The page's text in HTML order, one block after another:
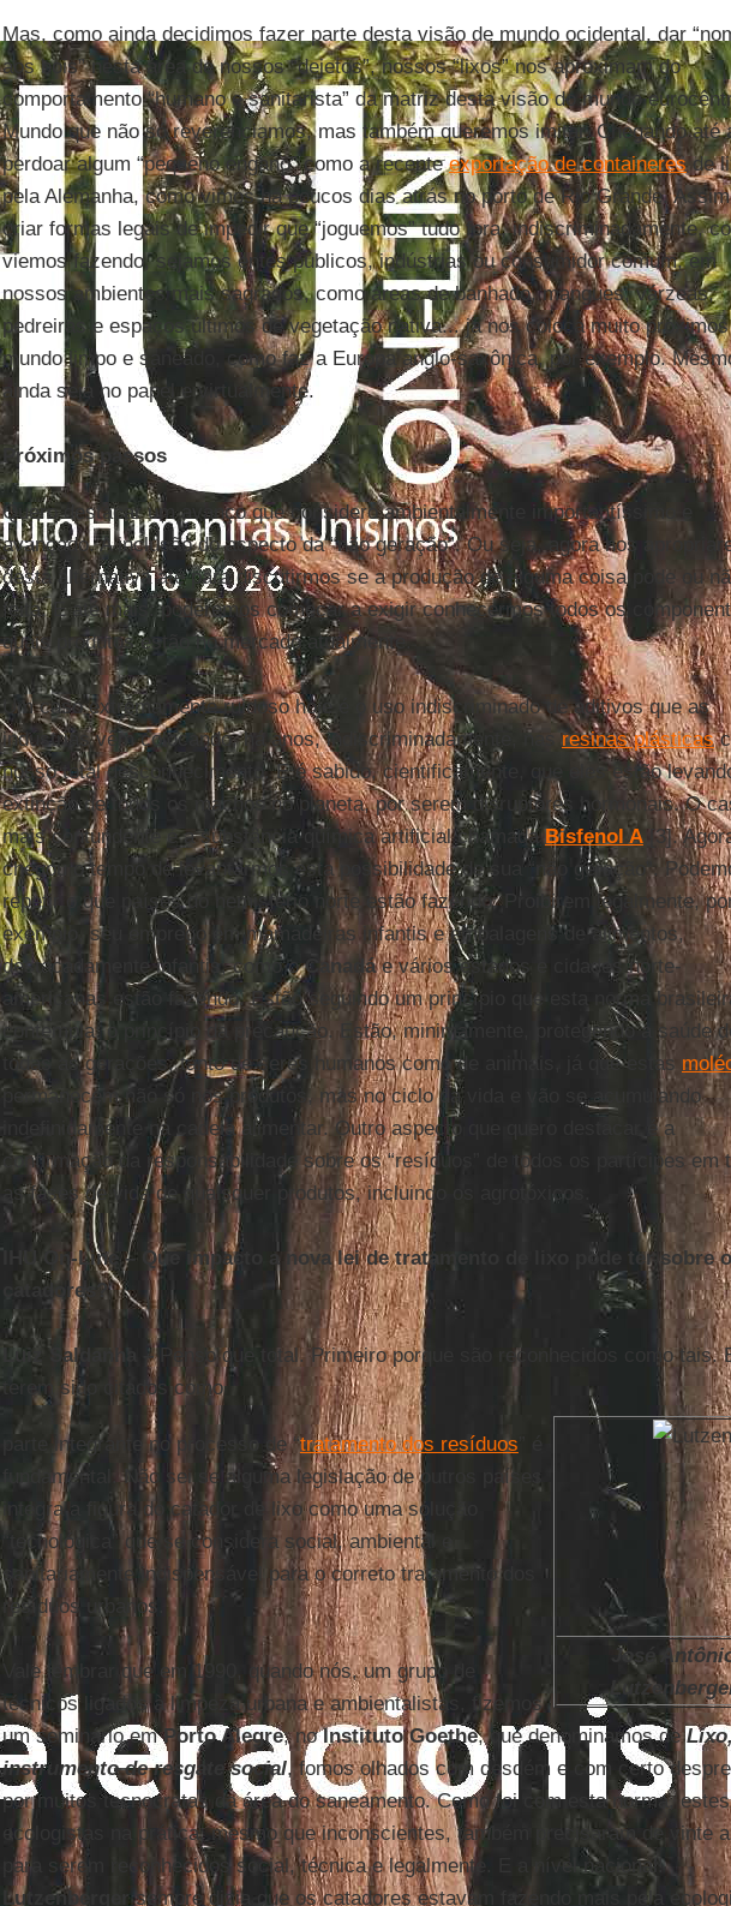
Mas, como ainda decidimos fazer parte desta visão de mundo ocidental, dar
aos bois” nesta área de nossos “dejetos”, nossos “lixos” nos aproximam do
comportamento “humano e sanitarista” da matriz desta visão do mundo
Mundo que não só reverenciamos, mas também queremos imitar. Chegando até
perdoar algum “pequeno engano” como a recenteexportação de containeresde
pela Alemanha, como vimos há poucos dias atrás no porto de Rio Grande.
criar formas legais de impedir que “joguemos” tudo fora, indiscriminadamente,
viemos fazendo, sejamos entes públicos, indústrias ou consumidor comum, em
nossos ambientes mais sagrados, como áreas de banhado, mangues, várzeas,
pedreiras e espaços últimos de vegetação nativa... já nos coloca muito
mundo limpo e saneado, como faz a Europa anglo-saxônica, por exemplo.
ainda seja no papel e virtualmente.
Próximos passos
Quero destacar um avanço que considero ambientalmente importantíssimo e
avançado. A inclusão do aspecto da “não geração”. Ou seja, agora nos
desta alternativa até para discutirmos se a produção de alguma coisa pode ou
feita. E até mais: poderemos começar a exigir conhecermos todos os
quais produtos estão no mercado atualmente.
Um caso extremamente ruidoso hoje é o uso indiscriminado de aditivos que as
indústrias vêm colocando, há anos, indiscriminadamente, nas resinas plásticas
nosso total desconhecimento. E é sabido, cientificamente, que eles estão
extinção de todos os machos no planeta, por serem disruptores hormonais. O
mais contundente é a substância química artificial chamada Bisfenol A[3].
chegou o tempo de levantarmos esta possibilidade de sua “não geração”.
repetir o que países do hemisfério norte estão fazendo: Proibirem legalmente,
exemplo, seu emprego em mamadeiras infantis e embalagens de alimentos,
destacadamente infantis, como oCanadáe vários estados e cidades norte-
americanas estão fazendo. Estão seguindo um princípio que esta norma
contempla: o princípio da precaução. Estão, minimamente, protegendo a saúde
todas as gerações, tanto de seres humanos como de animais, já que estas
permanecem não só nos produtos, mas no ciclo da vida e vão se acumulando
indefinidamente na cadeia alimentar. Outro aspecto que quero destacar é a
confirmação da responsabilidade sobre os “resíduos” de todos os partícipes em
as fases de vida de quaisquer produtos, incluindo os agrotóxicos.
IHU On-Line – Que impacto a nova lei de tratamento de lixo pode ter sobre
catadores?
Luiz Saldanha –Penso que total. Primeiro porque são reconhecidos como tais.
terem sido citados como
José
parte integrante no processo de “tratamento dos resíduos
fundamental. Não sei se alguma legislação de outros países
integra a figura do catador de lixo como uma solução
“tecnológica” que se considera social, ambiental e
sanitariamente indispensável para o correto tratamento dos
resíduos urbanos.
Vale lembrar que em 1990, quando nós, um grupo de
técnicos ligados à limpeza urbana e ambientalistas, fizemos
um seminário emPorto Alegre, noInstituto Goethe, que denominamos de
instrumento de resgate social, fomos olhados com desdém e com certo
por muitos tecnocratas da área do saneamento. Como foi com esta norma, estes
ecologistas na prática, mesmo que inconscientes, também precisaram de vinte
para serem reconhecidos social, técnica e legalmente. E a nível nacional!
Lutzenbergersempre dizia que os catadores estavam fazendo mais pela